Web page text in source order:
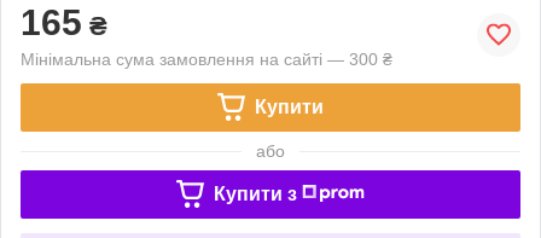
165 ₴
Мінімальна сума замовлення на сайті — 300 ₴
Купити
або
Купити з